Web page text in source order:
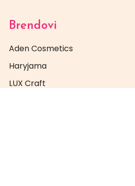
Brendovi
Aden Cosmetics
Haryjama
LUX Craft